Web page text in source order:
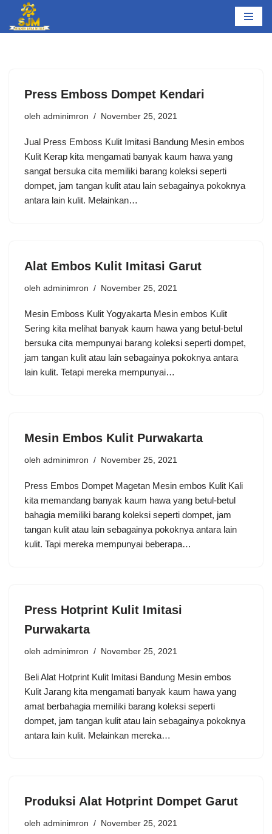
Lompat
Press Emboss Dompet Kendari
oleh adminimron November 25, 2021
Jual Press Emboss Kulit Imitasi Bandung Mesin embos
Kulit Kerap kita mengamati banyak kaum hawa yang
sangat bersuka cita memiliki barang koleksi seperti
dompet, jam tangan kulit atau lain sebagainya pokoknya
antara lain kulit. Melainkan…
Alat Embos Kulit Imitasi Garut
oleh adminimron November 25, 2021
Mesin Emboss Kulit Yogyakarta Mesin embos Kulit
Sering kita melihat banyak kaum hawa yang betul-betul
bersuka cita mempunyai barang koleksi seperti dompet,
jam tangan kulit atau lain sebagainya pokoknya antara
lain kulit. Tetapi mereka mempunyai…
Mesin Embos Kulit Purwakarta
oleh adminimron November 25, 2021
Press Embos Dompet Magetan Mesin embos Kulit Kali
kita memandang banyak kaum hawa yang betul-betul
bahagia memiliki barang koleksi seperti dompet, jam
tangan kulit atau lain sebagainya pokoknya antara lain
kulit. Tapi mereka mempunyai beberapa…
Press Hotprint Kulit Imitasi
Purwakarta
oleh adminimron November 25, 2021
Beli Alat Hotprint Kulit Imitasi Bandung Mesin embos
Kulit Jarang kita mengamati banyak kaum hawa yang
amat berbahagia memiliki barang koleksi seperti
dompet, jam tangan kulit atau lain sebagainya pokoknya
antara lain kulit. Melainkan mereka…
Produksi Alat Hotprint Dompet Garut
oleh adminimron November 25, 2021